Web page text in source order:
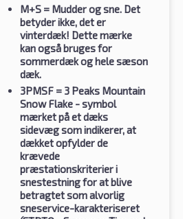
M+S = Mudder og sne. Det
betyder ikke, det er
vinterdæk! Dette mærke
kan også bruges for
sommerdæk og hele sæson
dæk.
3PMSF = 3 Peaks Mountain
Snow Flake - symbol
mærket på et dæks
sidevæg som indikerer, at
dækket opfylder de
krævede
præstationskriterier i
snestestning for at blive
betragtet som alvorlig
sneservice-karakteriseret